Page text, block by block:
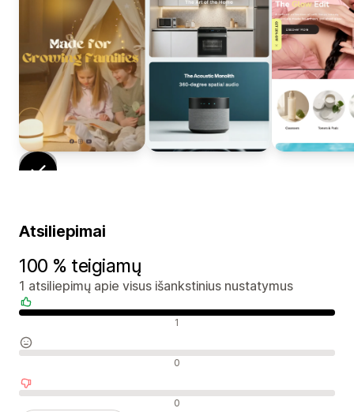
Atsiliepimai
100 % teigiamų
1 atsiliepimų apie visus išankstinius nustatymus
1
0
0